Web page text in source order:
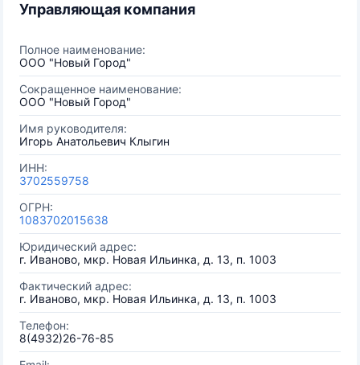
Управляющая компания
Полное наименование:
ООО "Новый Город"
Сокращенное наименование:
ООО "Новый Город"
Имя руководителя:
Игорь Анатольевич Клыгин
ИНН:
3702559758
ОГРН:
1083702015638
Юридический адрес:
г. Иваново, мкр. Новая Ильинка, д. 13, п. 1003
Фактический адрес:
г. Иваново, мкр. Новая Ильинка, д. 13, п. 1003
Телефон:
8(4932)26-76-85